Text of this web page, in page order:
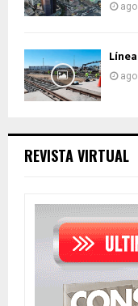
REVISTA VIRTUAL